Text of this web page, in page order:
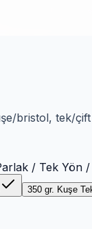
bristol, tek/
/ Tek Yön /
350 gr. Kuşe